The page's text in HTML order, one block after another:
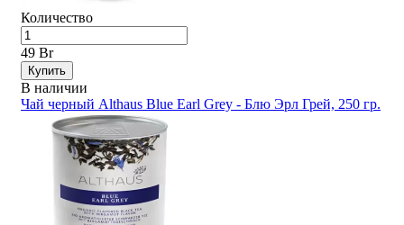
Количество
49 Br
Купить
В наличии
Чай черный Althaus Blue Earl Grey - Блю Эрл Грей, 250 гр.